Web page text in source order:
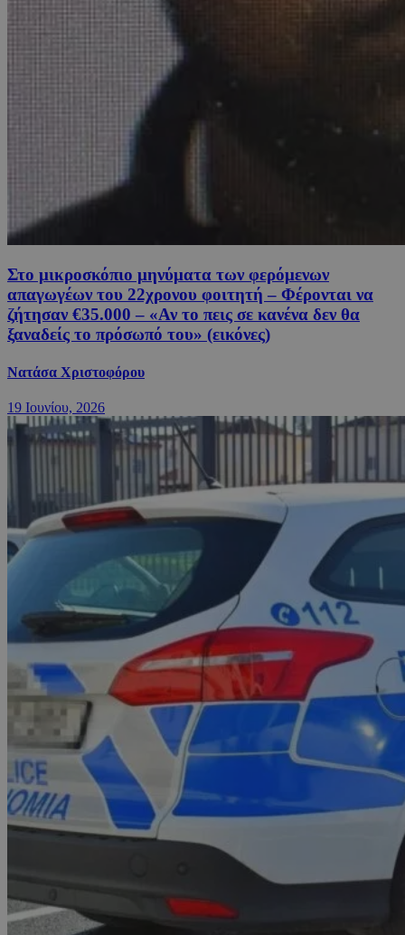
Στο μικροσκόπιο μηνύματα των φερόμενων
απαγωγέων του 22χρονου φοιτητή – Φέρονται να
ζήτησαν €35.000 – «Αν το πεις σε κανένα δεν θα
ξαναδείς το πρόσωπό του» (εικόνες)
Νατάσα Χριστοφόρου
19 Ιουνίου, 2026